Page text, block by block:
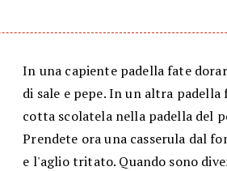
In una capiente padella fate
di sale e pepe. In un altra padella
cotta scolatela nella padella del
Prendete ora una casserula dal
e l'aglio tritato. Quando sono